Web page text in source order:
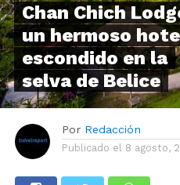
Chan Chich
un hermoso
escondido en la
selva de Belice
Por Redacción
Publicado el 8 agosto,